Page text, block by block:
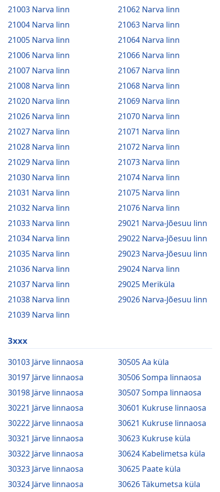
21003 Narva linn
21004 Narva linn
21005 Narva linn
21006 Narva linn
21007 Narva linn
21008 Narva linn
21020 Narva linn
21026 Narva linn
21027 Narva linn
21028 Narva linn
21029 Narva linn
21030 Narva linn
21031 Narva linn
21032 Narva linn
21033 Narva linn
21034 Narva linn
21035 Narva linn
21036 Narva linn
21037 Narva linn
21038 Narva linn
21039 Narva linn
21062 Narva linn
21063 Narva linn
21064 Narva linn
21066 Narva linn
21067 Narva linn
21068 Narva linn
21069 Narva linn
21070 Narva linn
21071 Narva linn
21072 Narva linn
21073 Narva linn
21074 Narva linn
21075 Narva linn
21076 Narva linn
29021 Narva-Jõesuu linn
29022 Narva-Jõesuu linn
29023 Narva-Jõesuu linn
29024 Narva linn
29025 Meriküla
29026 Narva-Jõesuu linn
3xxx
30103 Järve linnaosa
30197 Järve linnaosa
30198 Järve linnaosa
30221 Järve linnaosa
30222 Järve linnaosa
30321 Järve linnaosa
30322 Järve linnaosa
30323 Järve linnaosa
30324 Järve linnaosa
30505 Aa küla
30506 Sompa linnaosa
30507 Sompa linnaosa
30601 Kukruse linnaosa
30621 Kukruse linnaosa
30623 Kukruse küla
30624 Kabelimetsa küla
30625 Paate küla
30626 Täkumetsa küla